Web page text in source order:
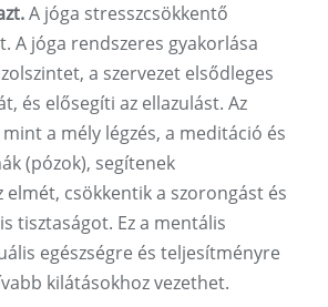
A jóga stresszcsökkentő
A jóga rendszeres gyakorlása
a szervezet elsődleges
és elősegíti az ellazulást. Az
a mély légzés, a meditáció és
(pózok), segítenek
csökkentik a szorongást és
tisztaságot. Ez a mentális
egészségre és teljesítményre
kilátásokhoz vezethet.